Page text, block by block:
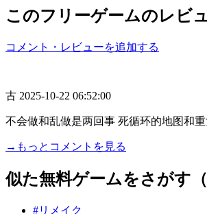
このフリーゲームのレビ
コメント・レビューを追加する
古 2025-10-22 06:52:00
不会做和乱做是两回事 死循环的地图和
→もっとコメントを見る
似た無料ゲームをさがす（
#リメイク